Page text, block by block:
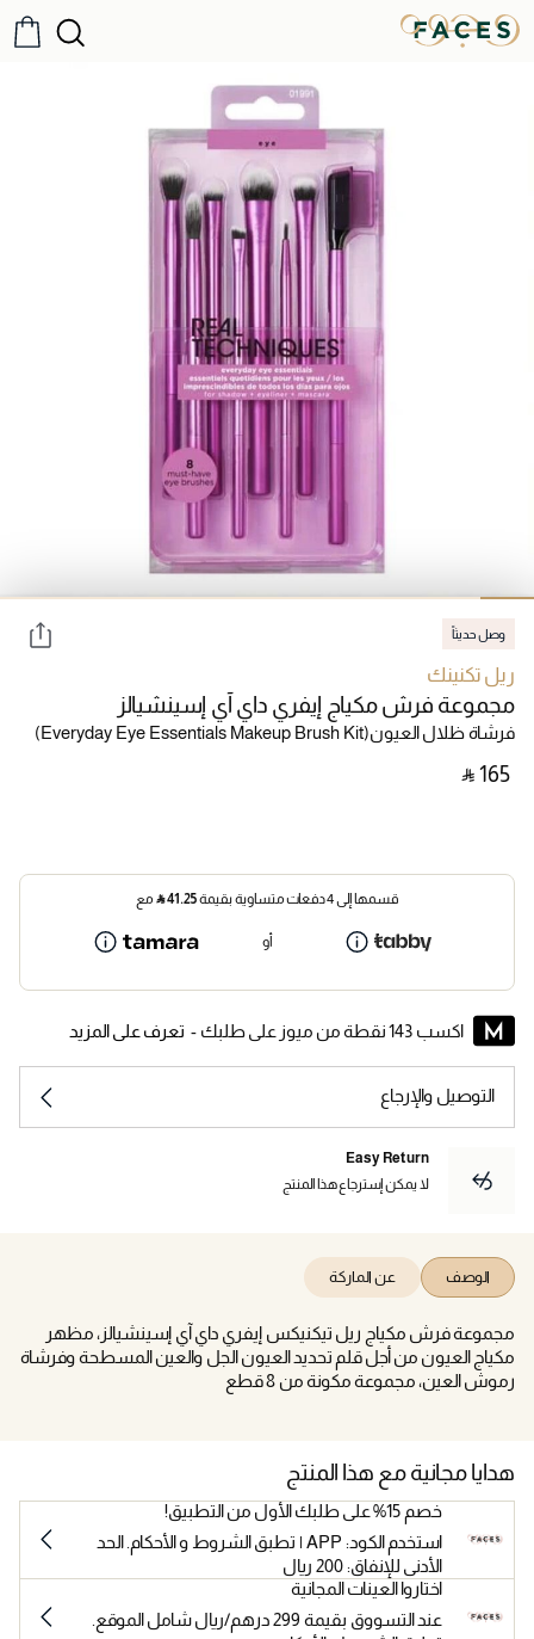
وصل حديثاً
ريل تكنينك
مجموعة فرش مكياج إيفري داي آي إسينشيالز
فرشاة ظلال العيون(Everyday Eye Essentials Makeup Brush Kit)
‎ ⃁ ⁦165⁩ ‎
قسمها إلى 4 دفعات متساوية بقيمة 41.25
⃁ مع
أو
اكسب 143 نقطة من ميوز على طلبك - تعرف على المزيد
التوصيل والإرجاع
Easy Return
لا يمكن إسترجاع هذا المنتج
الوصف عن الماركة
مجموعة فرش مكياج ريل تيكنيكس إيفري داي آي إسينشيالز، مظهر
مكياج العيون من أجل قلم تحديد العيون الجل والعين المسطحة وفرشاة
رموش العين، مجموعة مكونة من 8 قطع
هدايا مجانية مع هذا المنتج
خصم 15% على طلبك الأول من التطبيق!
استخدم الكود: APP | تطبق الشروط و الأحكام. الحد
الأدنى للإنفاق: 200 ريال
اختاروا العينات المجانية
عند التسووق بقيمة 299 درهم/ريال شامل الموقع.